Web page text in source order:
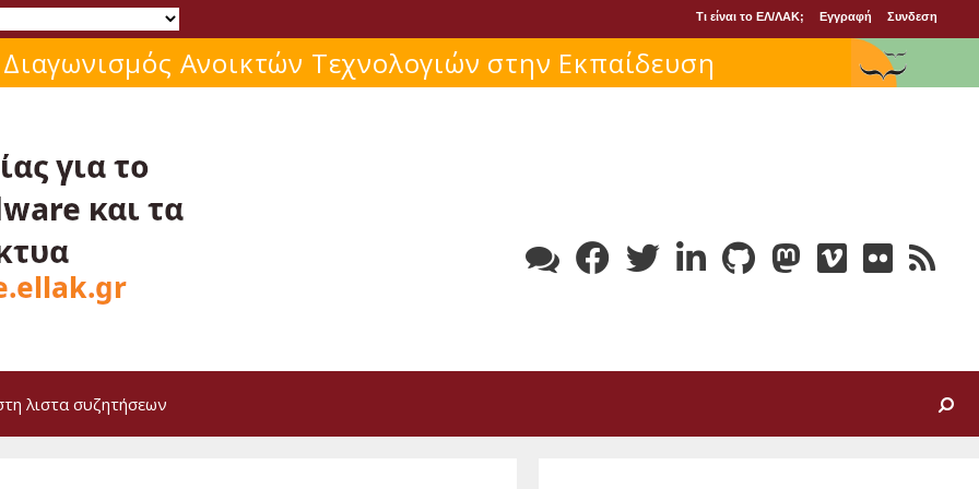
Τι είναι το ΕΛ/ΛΑΚ; Εγγραφή Συνδεση
Ανοικτών Τεχνολογιών στην Εκπαίδευση
λιστα συζητήσεων Search